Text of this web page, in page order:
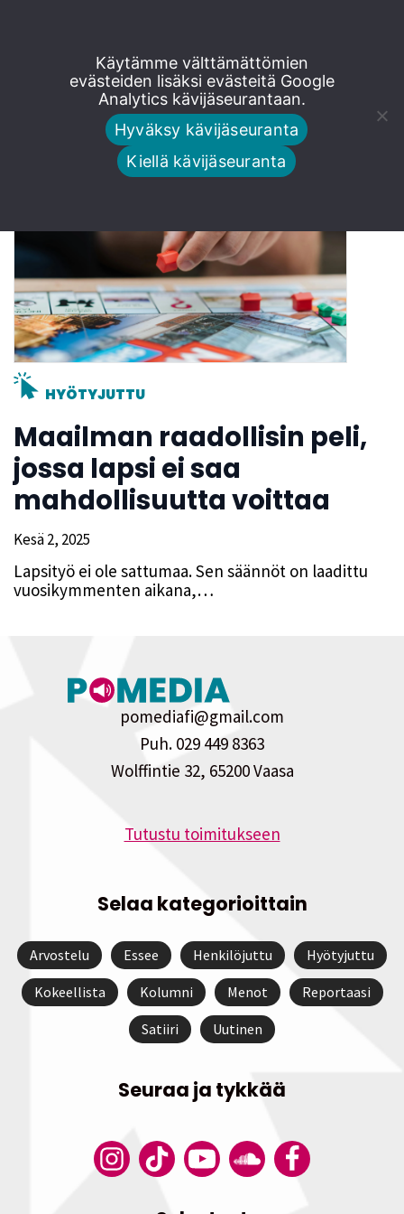
suoraan
Muoti
HYÖTYJUTTU
Maailman raadollisin peli,
jossa lapsi ei saa
mahdollisuutta voittaa
Kesä 2, 2025
Lapsityö ei ole sattumaa. Sen säännöt on laadittu
vuosikymmenten aikana,…
pomediafi@gmail.com
Puh. 029 449 8363
Wolffintie 32, 65200 Vaasa
Tutustu toimitukseen
Selaa kategorioittain
Arvostelu Essee Henkilöjuttu Hyötyjuttu
Kokeellista Kolumni Menot Reportaasi
Satiiri Uutinen
Seuraa ja tykkää
Käytämme välttämättömien
evästeiden lisäksi evästeitä Google
Analytics kävijäseurantaan.
Hyväksy kävijäseuranta
Kiellä kävijäseuranta